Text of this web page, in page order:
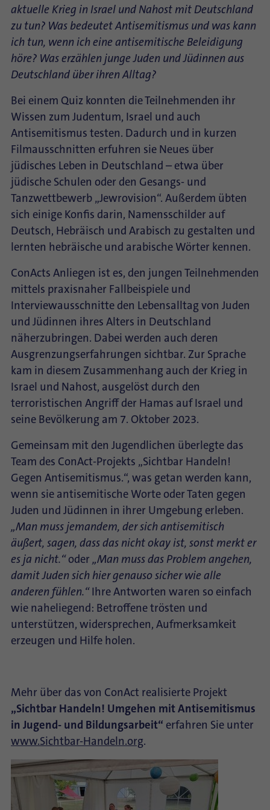
aktuelle Krieg in Israel und Nahost mit Deutschland
zu tun? Was bedeutet Antisemitismus und was kann
ich tun, wenn ich eine antisemitische Beleidigung
höre? Was erzählen junge Juden und Jüdinnen aus
Deutschland über ihren Alltag?
Bei einem Quiz konnten die Teilnehmenden ihr
Wissen zum Judentum, Israel und auch
Antisemitismus testen. Dadurch und in kurzen
Filmausschnitten erfuhren sie Neues über
jüdisches Leben in Deutschland – etwa über
jüdische Schulen oder den Gesangs- und
Tanzwettbewerb „Jewrovision“. Außerdem übten
sich einige Konfis darin, Namensschilder auf
Deutsch, Hebräisch und Arabisch zu gestalten und
lernten hebräische und arabische Wörter kennen.
ConActs Anliegen ist es, den jungen Teilnehmenden
mittels praxisnaher Fallbeispiele und
Interviewausschnitte den Lebensalltag von Juden
und Jüdinnen ihres Alters in Deutschland
näherzubringen. Dabei werden auch deren
Ausgrenzungserfahrungen sichtbar. Zur Sprache
kam in diesem Zusammenhang auch der Krieg in
Israel und Nahost, ausgelöst durch den
terroristischen Angriff der Hamas auf Israel und
seine Bevölkerung am 7. Oktober 2023.
Gemeinsam mit den Jugendlichen überlegte das
Team des ConAct-Projekts „Sichtbar Handeln!
Gegen Antisemitismus.“, was getan werden kann,
wenn sie antisemitische Worte oder Taten gegen
Juden und Jüdinnen in ihrer Umgebung erleben.
„Man muss jemandem, der sich antisemitisch
äußert, sagen, dass das nicht okay ist, sonst merkt er
es ja nicht.“oder „Man muss das Problem angehen,
damit Juden sich hier genauso sicher wie alle
anderen fühlen.“Ihre Antworten waren so einfach
wie naheliegend: Betroffene trösten und
unterstützen, widersprechen, Aufmerksamkeit
erzeugen und Hilfe holen.
Mehr über das von ConAct realisierte Projekt
„Sichtbar Handeln! Umgehen mit Antisemitismus
in Jugend- und Bildungsarbeit“ erfahren Sie unter
www.Sichtbar-Handeln.org.